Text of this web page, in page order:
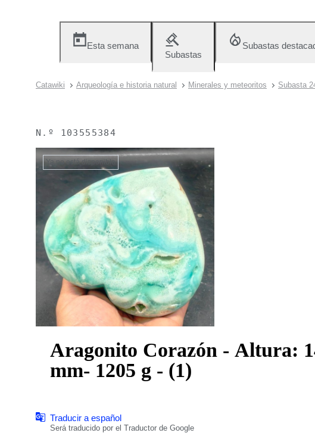
Esta semana
Subastas
Subastas
Catawiki Arqueología e historia natural Minerales y meteoritos Subasta
N.º 103555384
Ya no está disponible
Aragonito Corazón - Altura:
mm- 1205 g - (1)
Traducir a español
Será traducido por el Traductor de Google